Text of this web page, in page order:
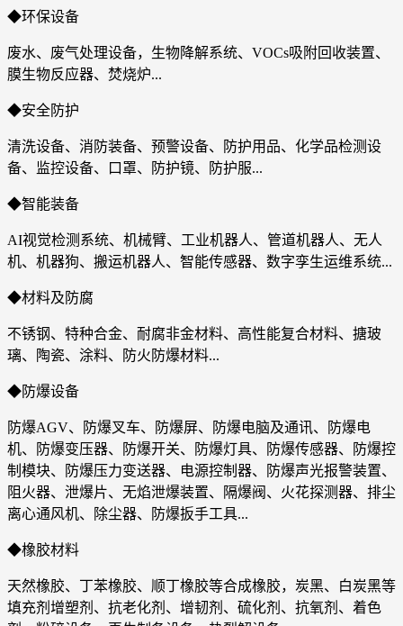
◆环保设备
废水、废气处理设备，生物降解系统、VOCs吸附回收装置、
膜生物反应器、焚烧炉...
◆安全防护
清洗设备、消防装备、预警设备、防护用品、化学品检测设
备、监控设备、口罩、防护镜、防护服...
◆智能装备
AI视觉检测系统、机械臂、工业机器人、管道机器人、无人
机、机器狗、搬运机器人、智能传感器、数字孪生运维系统...
◆材料及防腐
不锈钢、特种合金、耐腐非金材料、高性能复合材料、搪玻
璃、陶瓷、涂料、防火防爆材料...
◆防爆设备
防爆AGV、防爆叉车、防爆屏、防爆电脑及通讯、防爆电
机、防爆变压器、防爆开关、防爆灯具、防爆传感器、防爆控
制模块、防爆压力变送器、电源控制器、防爆声光报警装置、
阻火器、泄爆片、无焰泄爆装置、隔爆阀、火花探测器、排尘
离心通风机、除尘器、防爆扳手工具...
◆橡胶材料
天然橡胶、丁苯橡胶、顺丁橡胶等合成橡胶，炭黑、白炭黑等
填充剂增塑剂、抗老化剂、增韧剂、硫化剂、抗氧剂、着色